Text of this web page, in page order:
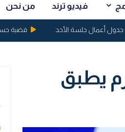
فيديو ترند من نحن
أعمال جلسة الأحد قضية حسين
يطبق